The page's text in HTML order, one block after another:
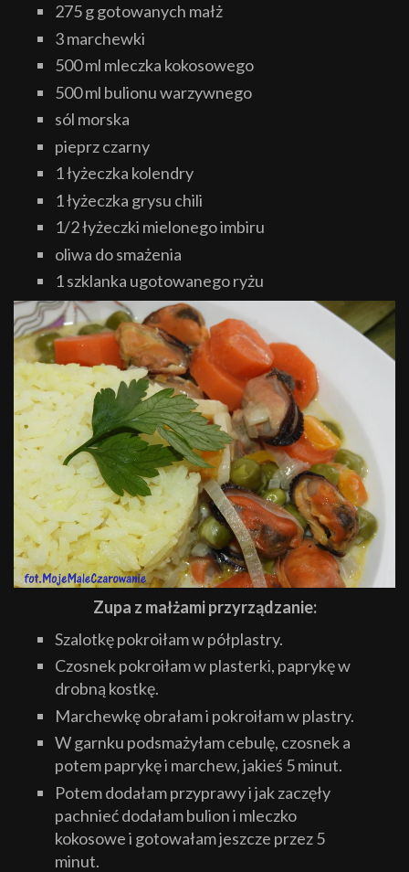
275 g gotowanych małż
3 marchewki
500 ml mleczka kokosowego
500 ml bulionu warzywnego
sól morska
pieprz czarny
1 łyżeczka kolendry
1 łyżeczka grysu chili
1/2 łyżeczki mielonego imbiru
oliwa do smażenia
1 szklanka ugotowanego ryżu
Zupa z małżami przyrządzanie:
Szalotkę pokroiłam w półplastry.
Czosnek pokroiłam w plasterki, paprykę w
drobną kostkę.
Marchewkę obrałam i pokroiłam w plastry.
W garnku podsmażyłam cebulę, czosnek a
potem paprykę i marchew, jakieś 5 minut.
Potem dodałam przyprawy i jak zaczęły
pachnieć dodałam bulion i mleczko
kokosowe i gotowałam jeszcze przez 5
minut.